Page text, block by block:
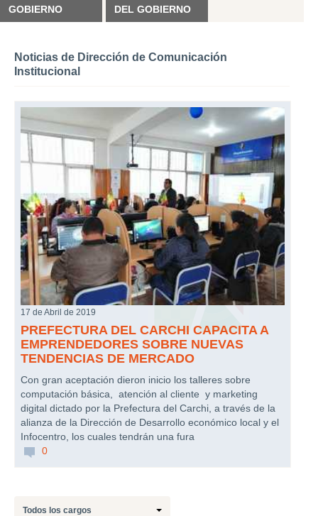
GOBIERNO
DEL GOBIERNO
Noticias de Dirección de Comunicación
Institucional
17 de Abril de 2019
PREFECTURA DEL CARCHI CAPACITA A
EMPRENDEDORES SOBRE NUEVAS
TENDENCIAS DE MERCADO
Con gran aceptación dieron inicio los talleres sobre
computación básica, atención al cliente y marketing
digital dictado por la Prefectura del Carchi, a través de la
alianza de la Dirección de Desarrollo económico local y el
Infocentro, los cuales tendrán una fura
0
Todos los cargos